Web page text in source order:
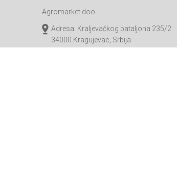
Agromarket doo
Adresa: Kraljevačkog bataljona 235/2
34000 Kragujevac, Srbija